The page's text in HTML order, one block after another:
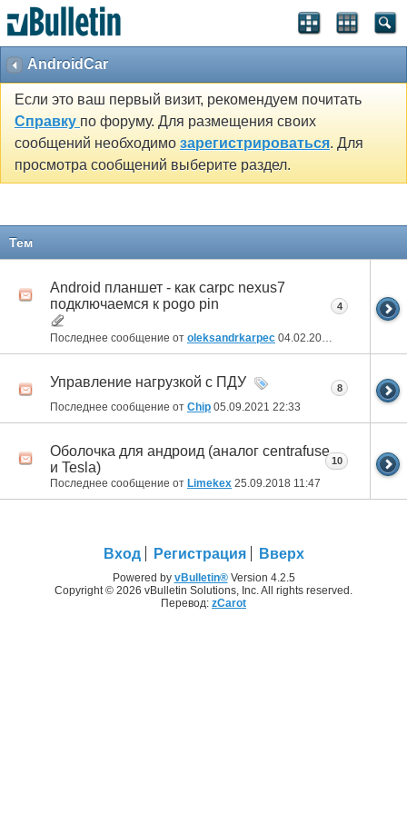
AndroidCar
Если это ваш первый визит, рекомендуем почитать
Справку по форуму. Для размещения своих
сообщений необходимо зарегистрироваться. Для
просмотра сообщений выберите раздел.
Тем
Android планшет - как carpc nexus7
подключаемся к pogo pin
Последнее сообщение от oleksandrkarpec 04.02.2025
4
Управление нагрузкой с ПДУ
Последнее сообщение от Chip 05.09.2021 22:33
8
Оболочка для андроид (аналог centrafuse
и Tesla)
Последнее сообщение от Limekex 25.09.2018 11:47
10
Вход Регистрация Вверх
Powered by vBulletin®Version 4.2.5
Copyright © 2026 vBulletin Solutions, Inc. All rights reserved.
Перевод: zCarot